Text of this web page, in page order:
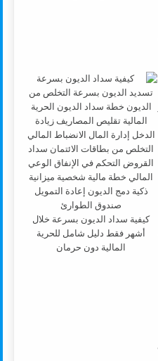
كيفية سداد الديون بسرعة خلال
أشهر فقط دليل شامل للحرية
المالية دون حرمان